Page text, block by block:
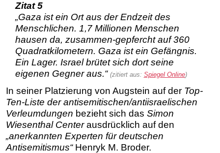
Zitat 5
„Gaza ist ein Ort aus der Endzeit des
Menschlichen. 1,7 Millionen Menschen
hausen da, zusammen-gepfercht auf 360
Quadratkilometern. Gaza ist ein Gefängnis.
Ein Lager. Israel brütet sich dort seine
eigenen Gegner aus.“ (zitiert aus: Spiegel Online)
In seiner Platzierung von Augstein auf der Top-
Ten-Liste der antisemitischen/antiisraelischen
Verleumdungen bezieht sich das Simon
Wiesenthal Centerausdrücklich auf den
„anerkannten Experten für deutschen
Antisemitismus“Henryk M. Broder.